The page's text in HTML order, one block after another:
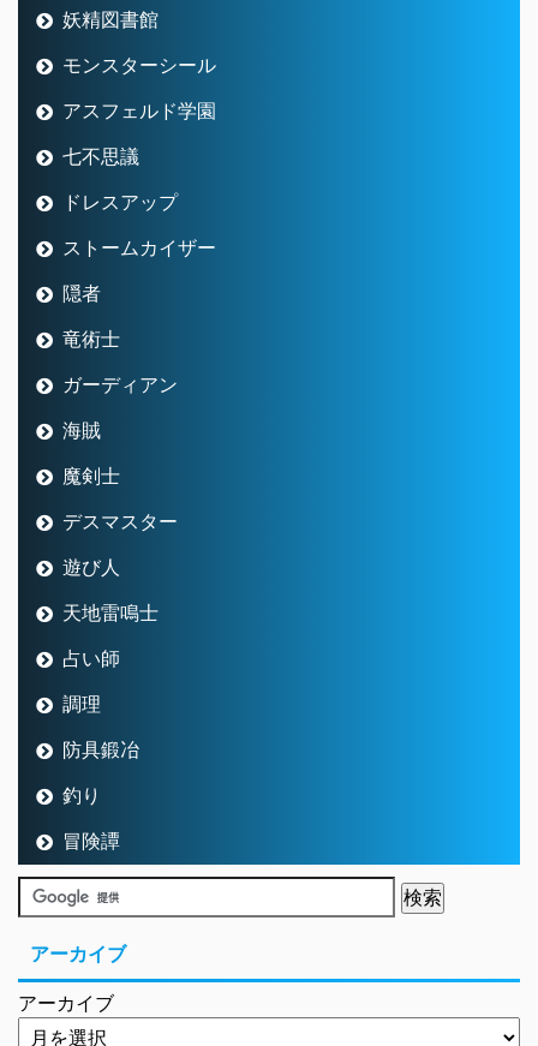
妖精図書館
モンスターシール
アスフェルド学園
七不思議
ドレスアップ
ストームカイザー
隠者
竜術士
ガーディアン
海賊
魔剣士
デスマスター
遊び人
天地雷鳴士
占い師
調理
防具鍛冶
釣り
冒険譚
アーカイブ
アーカイブ